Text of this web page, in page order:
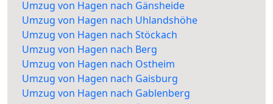
Umzug von Hagen nach Gänsheide
Umzug von Hagen nach Uhlandshöhe
Umzug von Hagen nach Stöckach
Umzug von Hagen nach Berg
Umzug von Hagen nach Ostheim
Umzug von Hagen nach Gaisburg
Umzug von Hagen nach Gablenberg